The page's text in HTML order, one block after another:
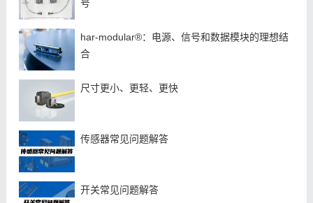
号
har-modular®：电源、信号和数据模块的理想结
合
尺寸更小、更轻、更快
​传感器常见问题解答
开关常见问题解答